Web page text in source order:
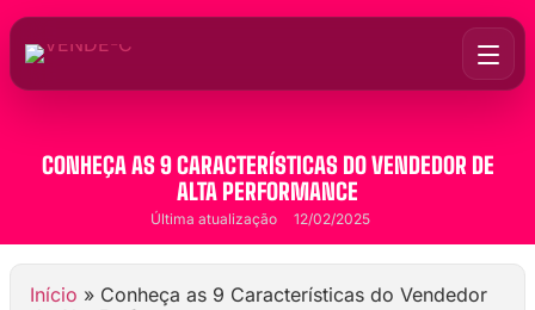
CONHEÇA AS 9 CARACTERÍSTICAS DO VENDEDOR DE
ALTA PERFORMANCE
Última atualização 12/02/2025
Início » Conheça as 9 Características do Vendedor